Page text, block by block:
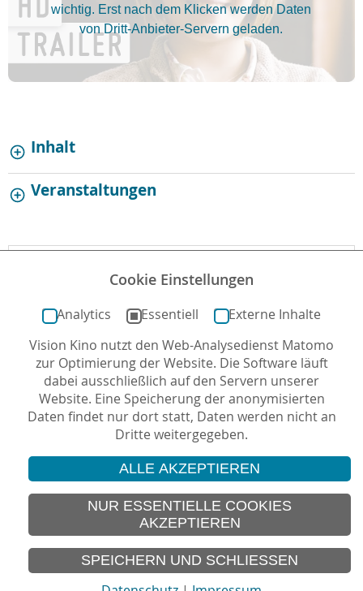
wichtig. Erst nach dem Klicken werden Daten
von Dritt-Anbieter-Servern geladen.
Inhalt
Veranstaltungen
letzte Aktualisierung: 14.05.2024
© 2026 Vision Kino
IMPRESSUM
SITEMAP
DATENSCHUTZ
Cookie Einstellungen
Analytics Essentiell
Externe Inhalte
Vision Kino nutzt den Web-Analysedienst Matomo
zur Optimierung der Website. Die Software läuft
dabei ausschließlich auf den Servern unserer
Website. Eine Speicherung der anonymisierten
Daten findet nur dort statt, Daten werden nicht an
Dritte weitergegeben.
ALLE AKZEPTIEREN
NUR ESSENTIELLE COOKIES
AKZEPTIEREN
SPEICHERN UND SCHLIESSEN